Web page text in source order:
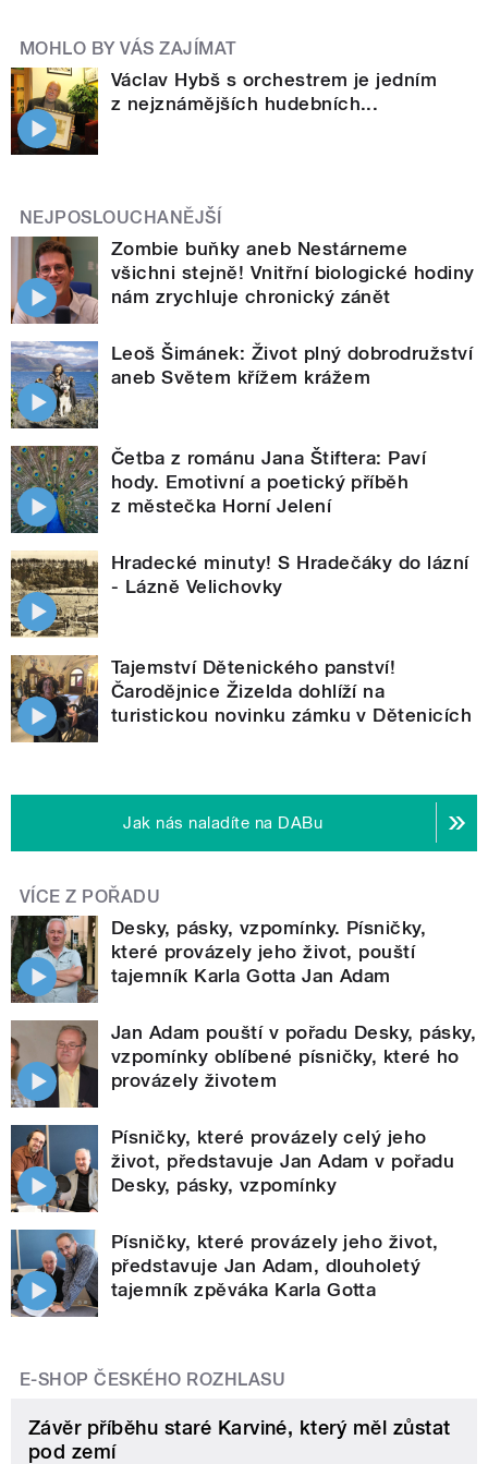
MOHLO BY VÁS ZAJÍMAT
Václav Hybš s orchestrem je jedním
z nejznámějších hudebních...
NEJPOSLOUCHANĚJŠÍ
Zombie buňky aneb Nestárneme
všichni stejně! Vnitřní biologické hodiny
nám zrychluje chronický zánět
Leoš Šimánek: Život plný dobrodružství
aneb Světem křížem krážem
Četba z románu Jana Štiftera: Paví
hody. Emotivní a poetický příběh
z městečka Horní Jelení
Hradecké minuty! S Hradečáky do lázní
- Lázně Velichovky
Tajemství Dětenického panství!
Čarodějnice Žizelda dohlíží na
turistickou novinku zámku v Dětenicích
Jak nás naladíte na DABu
VÍCE Z POŘADU
Desky, pásky, vzpomínky. Písničky,
které provázely jeho život, pouští
tajemník Karla Gotta Jan Adam
Jan Adam pouští v pořadu Desky, pásky,
vzpomínky oblíbené písničky, které ho
provázely životem
Písničky, které provázely celý jeho
život, představuje Jan Adam v pořadu
Desky, pásky, vzpomínky
Písničky, které provázely jeho život,
představuje Jan Adam, dlouholetý
tajemník zpěváka Karla Gotta
E-SHOP ČESKÉHO ROZHLASU
Závěr příběhu staré Karviné, který měl zůstat
pod zemí